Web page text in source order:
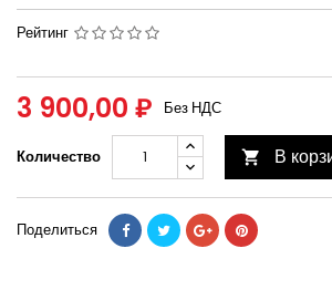
Рейтинг
3 900,00 ₽ Без НДС
Количество  В
Поделиться